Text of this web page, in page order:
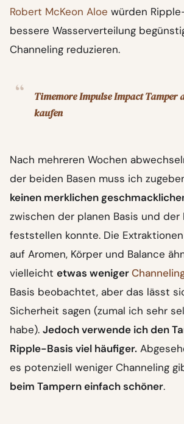
Robert McKeon Aloe würden
bessere Wasserverteilung
Channeling reduzieren.
Timemore Impulse Impact Tamper
kaufen
Nach mehreren Wochen
der beiden Basen muss ich
keinen merklichen
zwischen der planen Basis und der
feststellen konnte. Die
auf Aromen, Körper und Balance
vielleicht etwas weniger
Basis beobachtet, aber das lässt
Sicherheit sagen (zumal ich sehr
habe). Jedoch verwende ich den
Ripple-Basis viel häufiger.
es potenziell weniger Channeling
beim Tampern einfach schöner.